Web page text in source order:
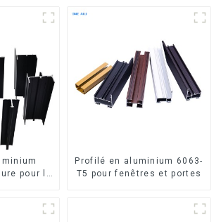
pour le
Profilé en aluminium 6063-
T5 pour fenêtres et portes